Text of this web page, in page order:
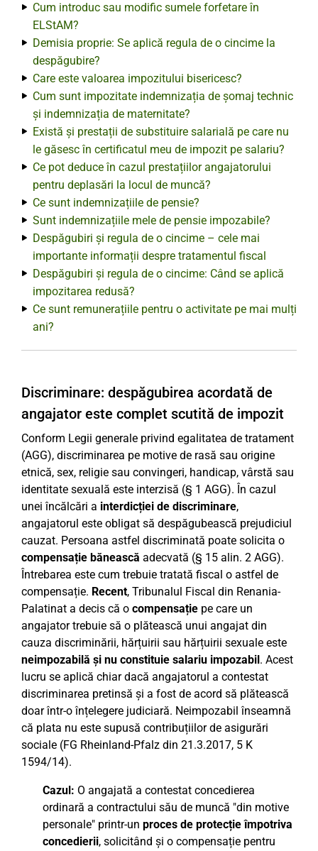
Cum introduc sau modific sumele forfetare în
ELStAM?
Demisia proprie: Se aplică regula de o cincime la
despăgubire?
Care este valoarea impozitului bisericesc?
Cum sunt impozitate indemnizația de șomaj technic
și indemnizația de maternitate?
Există și prestații de substituire salarială pe care nu
le găsesc în certificatul meu de impozit pe salariu?
Ce pot deduce în cazul prestațiilor angajatorului
pentru deplasări la locul de muncă?
Ce sunt indemnizațiile de pensie?
Sunt indemnizațiile mele de pensie impozabile?
Despăgubiri și regula de o cincime – cele mai
importante informații despre tratamentul fiscal
Despăgubiri și regula de o cincime: Când se aplică
impozitarea redusă?
Ce sunt remunerațiile pentru o activitate pe mai mulți
ani?
Discriminare: despăgubirea acordată de
angajator este complet scutită de impozit
Conform Legii generale privind egalitatea de tratament
(AGG), discriminarea pe motive de rasă sau origine
etnică, sex, religie sau convingeri, handicap, vârstă sau
identitate sexuală este interzisă (§ 1 AGG). În cazul
unei încălcări a interdicției de discriminare,
angajatorul este obligat să despăgubească prejudiciul
cauzat. Persoana astfel discriminată poate solicita o
compensație bănească adecvată (§ 15 alin. 2 AGG).
Întrebarea este cum trebuie tratată fiscal o astfel de
compensație. Recent, Tribunalul Fiscal din Renania-
Palatinat a decis că o compensație pe care un
angajator trebuie să o plătească unui angajat din
cauza discriminării, hărțuirii sau hărțuirii sexuale este
neimpozabilă și nu constituie salariu impozabil. Acest
lucru se aplică chiar dacă angajatorul a contestat
discriminarea pretinsă și a fost de acord să plătească
doar într-o înțelegere judiciară. Neimpozabil înseamnă
că plata nu este supusă contribuțiilor de asigurări
sociale (FG Rheinland-Pfalz din 21.3.2017, 5 K
1594/14).
Cazul: O angajată a contestat concedierea
ordinară a contractului său de muncă "din motive
personale" printr-un proces de protecție împotriva
concedierii, solicitând și o compensație pentru